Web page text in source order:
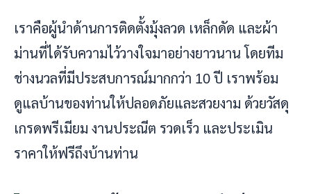
เราคือผู้นำด้านการติดตั้งมุ้งลวด เหล็กดัด และผ้า
ม่านที่ได้รับความไว้วางใจมาอย่างยาวนาน โดยทีม
ช่างนวลที่มีประสบการณ์มากกว่า 10 ปี เราพร้อม
ดูแลบ้านของท่านให้ปลอดภัยและสวยงาม ด้วยวัสดุ
เกรดพรีเมียม งานประณีต รวดเร็ว และประเมิน
ราคาให้ฟรีถึงบ้านท่าน